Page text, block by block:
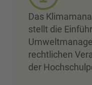
Das
stellt die
rechtlichen
der